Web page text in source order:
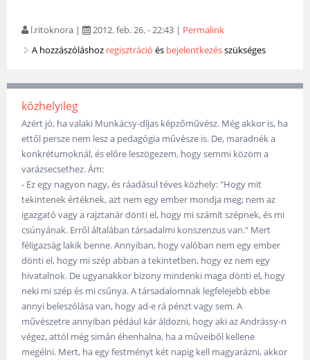
l.ritoknora | 2012. feb. 26. - 22:43 | Permalink
A hozzászóláshoz regisztráció és bejelentkezésszükséges
közhelyileg
Azért jó, ha valaki Munkácsy-díjas képzőművész. Még akkor is, ha
ettől persze nem lesz a pedagógia művésze is. De, maradnék a
konkrétumoknál, és előre leszögezem, hogy semmi közöm a
varázsecsethez. Ám:
- Ez egy nagyon nagy, és ráadásul téves közhely: "Hogy mit
tekintenek értéknek, azt nem egy ember mondja meg; nem az
igazgató vagy a rajztanár dönti el, hogy mi számít szépnek, és mi
csúnyának. Erről általában társadalmi konszenzus van." Mert
féligazság lakik benne. Annyiban, hogy valóban nem egy ember
dönti el, hogy mi szép abban a tekintetben, hogy ez nem egy
hivatalnok. De ugyanakkor bizony mindenki maga dönti el, hogy
neki mi szép és mi csűnya. A társadalomnak legfelejebb ebbe
annyi beleszólása van, hogy ad-e rá pénzt vagy sem. A
művészetre annyiban pédául kár áldozni, hogy aki az Andrássy-n
végez, attól még simán éhenhalna, ha a műveiből kellene
megélni. Mert, ha egy festményt két napig kell magyarázni, akkor